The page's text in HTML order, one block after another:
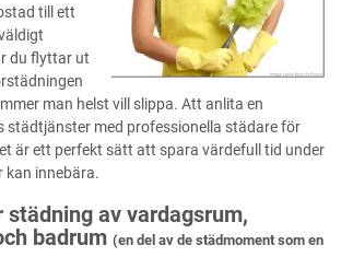
till ett
du flyttar ut
man helst vill slippa. Att anlita en
städtjänster med professionella städare för
är ett perfekt sätt att spara värdefull tid under
kan innebära.
av vardagsrum,
badrum (en del av de städmoment som en